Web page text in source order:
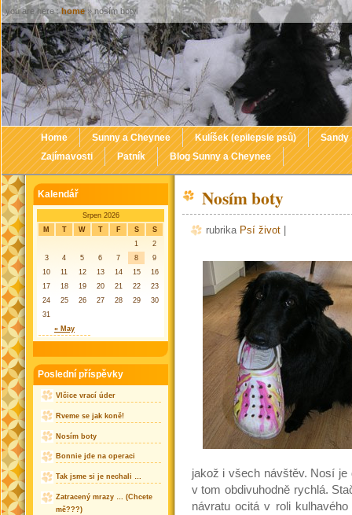
Home Sunny a Cheynee Kulíšek (epilepsie psů)
Sandy
Zajímavosti
Patník Blog Sunny a Cheynee
Nosím boty
rubrika Psí život
jakož i všech návštěv. Nosí
v tom obdivuhodně rychlá.
návratu ocitá v roli
Kalendář
Srpen 2026
M
T W T F S S
« May
1
2
3
4 5 6 7 8
9
10
11 12 13 14 15
16
17
18 19 20 21 22
23
24
25 26 27 28 29
30
31
Poslední příspěvky
Vlčice vrací úder
Rveme se jak koně!
Nosím boty
Bonnie jde na operaci
Tak jsme si je nechali …
Zatracený mrazy … (Chcete
mě???)
you are here :home» nosím boty